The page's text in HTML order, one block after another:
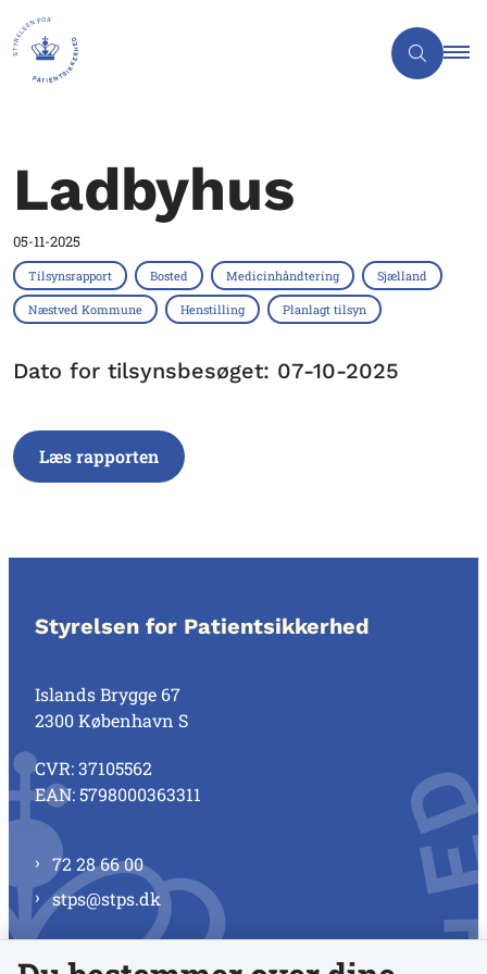
Ladbyhus
05-11-2025
Tilsynsrapport Bosted Medicinhåndtering Sjælland
Næstved Kommune Henstilling Planlagt tilsyn
Dato for tilsynsbesøget: 07-10-2025
Læs rapporten
Styrelsen for Patientsikkerhed
Islands Brygge 67
2300 København S
CVR: 37105562
EAN: 5798000363311
72 28 66 00
stps@stps.dk